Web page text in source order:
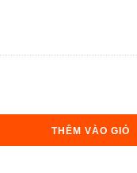
THÊM VÀO GIỎ